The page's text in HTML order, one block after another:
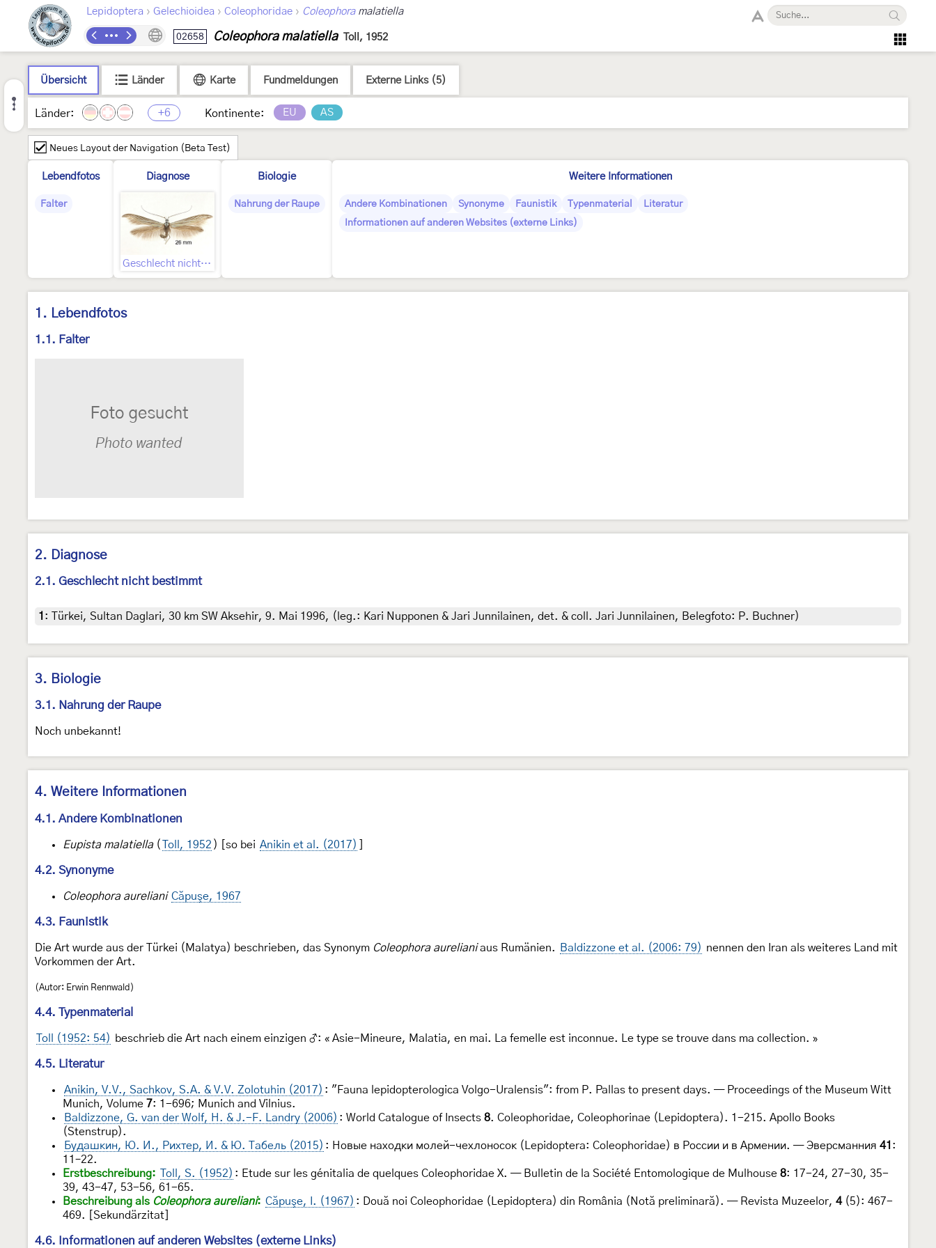
Lepidoptera › Gelechioidea › Coleophoridae › Coleophoramalatiella
02658 Coleophora malatiella Toll, 1952
Übersicht Länder Karte Fundmeldungen Externe Links (5)
Länder: +6 Kontinente: EU AS
Neues Layout der Navigation (Beta Test)
Lebendfotos
Falter
Diagnose
Geschlecht nicht bestimmt
Biologie
Nahrung der Raupe
Weitere Informationen
Andere Kombinationen Synonyme Faunistik Typenmaterial
Literatur
Informationen auf anderen Websites (externe Links)
1. Lebendfotos
1.1. Falter
2. Diagnose
2.1. Geschlecht nicht bestimmt
1 : Türkei, Sultan Daglari, 30 km SW Aksehir, 9. Mai 1996, (leg.: Kari Nupponen & Jari Junnilainen, det. & coll. Jari Junnilainen, Belegfoto: P. Buchner)
3. Biologie
3.1. Nahrung der Raupe
Noch unbekannt!
4. Weitere Informationen
4.1. Andere Kombinationen
Eupista malatiella( Toll, 1952 ) [so bei Anikin et al. (2017)
4.2. Synonyme
Coleophora aureliani Căpuşe, 1967
4.3. Faunistik
Die Art wurde aus der Türkei (Malatya) beschrieben, das Synonym Coleophora aurelianiaus Rumänien. Baldizzone et al. (2006: 79) nennen den Iran als weiteres Land mit
Vorkommen der Art.
(Autor: Erwin Rennwald)
4.4. Typenmaterial
Toll (1952: 54) beschrieb die Art nach einem einzigen ♂: « Asie-Mineure, Malatia, en mai. La femelle est inconnue. Le type se trouve dans ma collection. »
4.5. Literatur
Anikin, V.V., Sachkov, S.A. & V.V. Zolotuhin (2017) : "Fauna lepidopterologica Volgo-Uralensis": from P. Pallas to present days. — Proceedings of the Museum Witt
Munich, Volume 7: 1-696; Munich and Vilnius.
Baldizzone, G. van der Wolf, H. & J.-F. Landry (2006) : World Catalogue of Insects 8. Coleophoridae, Coleophorinae (Lepidoptera). 1-215. Apollo Books
(Stenstrup).
Будашкин, Ю. И., Рихтер, И. & Ю. Табель (2015) : Новые находки молей-чехлоносок (Lepidoptera: Coleophoridae) в России и в Армении. — Эверсманния 41 :
11–22.
Erstbeschreibung:
Toll, S. (1952) : Etude sur les génitalia de quelques Coleophoridae X. — Bulletin de la Société Entomologique de Mulhouse 8: 17-24, 27-30, 35-
39, 43-47, 53-56, 61-65.
Beschreibung als Coleophora aureliani: Căpuşe, I. (1967) : Două noi Coleophoridae (Lepidoptera) din România (Notă preliminară). — Revista Muzeelor, 4(5): 467-
469. [Sekundärzitat]
4.6. Informationen auf anderen Websites (externe Links)